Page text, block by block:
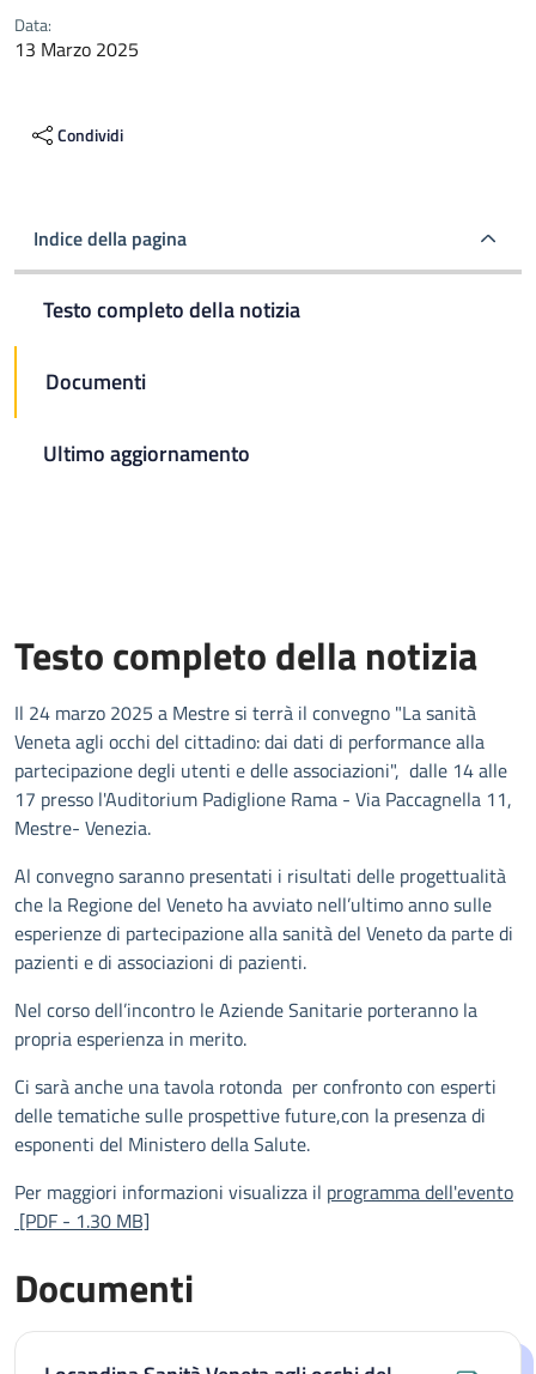
Data:
13 Marzo 2025
Condividi
Indice della pagina
Testo completo della notizia
Documenti
Ultimo aggiornamento
Testo completo della notizia
Il 24 marzo 2025 a Mestre si terrà il convegno "La sanità
Veneta agli occhi del cittadino: dai dati di performance alla
partecipazione degli utenti e delle associazioni", dalle 14 alle
17 presso l'Auditorium Padiglione Rama - Via Paccagnella 11,
Mestre- Venezia.
Al convegno saranno presentati i risultati delle progettualità
che la Regione del Veneto ha avviato nell’ultimo anno sulle
esperienze di partecipazione alla sanità del Veneto da parte di
pazienti e di associazioni di pazienti.
Nel corso dell’incontro le Aziende Sanitarie porteranno la
propria esperienza in merito.
Ci sarà anche una tavola rotonda per confronto con esperti
delle tematiche sulle prospettive future,con la presenza di
esponenti del Ministero della Salute.
Per maggiori informazioni visualizza il programma dell'evento
[PDF - 1.30 MB]
Documenti